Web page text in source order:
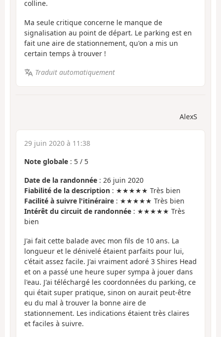
colline.
Ma seule critique concerne le manque de
signalisation au point de départ. Le parking est en
fait une aire de stationnement, qu'on a mis un
certain temps à trouver !
Traduit automatiquement
AlexS
29 juin 2020 à 11:38
Note globale : 5 / 5
Date de la randonnée : 26 juin 2020
Fiabilité de la description : ★★★★★ Très bien
Facilité à suivre l'itinéraire : ★★★★★ Très bien
Intérêt du circuit de randonnée : ★★★★★ Très
bien
J'ai fait cette balade avec mon fils de 10 ans. La
longueur et le dénivelé étaient parfaits pour lui,
c'était assez facile. J'ai vraiment adoré 3 Shires Head
et on a passé une heure super sympa à jouer dans
l'eau. J'ai téléchargé les coordonnées du parking, ce
qui était super pratique, sinon on aurait peut-être
eu du mal à trouver la bonne aire de
stationnement. Les indications étaient très claires
et faciles à suivre.